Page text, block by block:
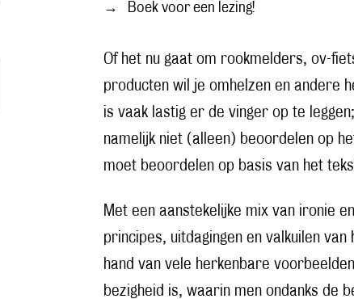
→ Boek voor een lezing!
Of het nu gaat om rookmelders, ov-
producten wil je omhelzen en andere
is vaak lastig er de vinger op te
namelijk niet (alleen) beoordelen op
moet beoordelen op basis van het
Met een aanstekelijke mix van ironie
principes, uitdagingen en valkuilen
hand van vele herkenbare
bezigheid is, waarin men ondanks de